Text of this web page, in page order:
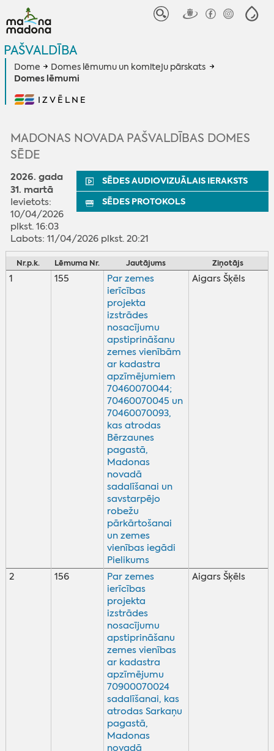
PAŠVALDĪBA
Dome Domes lēmumu un komiteju pārskats
Domes lēmumi
IZVĒLNE
MADONAS NOVADA PAŠVALDĪBAS DOMES
SĒDE
SĒDES AUDIOVIZUĀLAIS IERAKSTS
SĒDES PROTOKOLS
2026. gada
31. martā
Ievietots:
10/04/2026
plkst. 16:03
Labots: 11/04/2026 plkst. 20:21
Nr.p.k. Lēmuma Nr. Jautājums Ziņotājs
1 155
Par zemes
ierīcības
projekta
izstrādes
nosacījumu
apstiprināšanu
zemes vienībām
ar kadastra
apzīmējumiem
70460070044;
70460070045 un
70460070093,
kas atrodas
Bērzaunes
pagastā,
Madonas
novadā
sadalīšanai un
savstarpējo
robežu
pārkārtošanai
un zemes
vienības iegādi
Pielikums
Aigars Šķēls
2 156
Par zemes
ierīcības
projekta
izstrādes
nosacījumu
apstiprināšanu
zemes vienības
ar kadastra
apzīmējumu
70900070024
sadalīšanai, kas
atrodas Sarkaņu
pagastā,
Madonas
novadā
Aigars Šķēls